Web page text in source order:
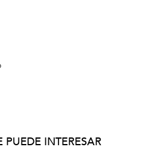
PUEDE INTERESAR